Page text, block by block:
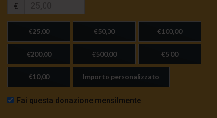
€
€25,00 €50,00 €100,00
€200,00 €500,00 €5,00
€10,00 Importo personalizzato
Fai questa donazione mensilmente